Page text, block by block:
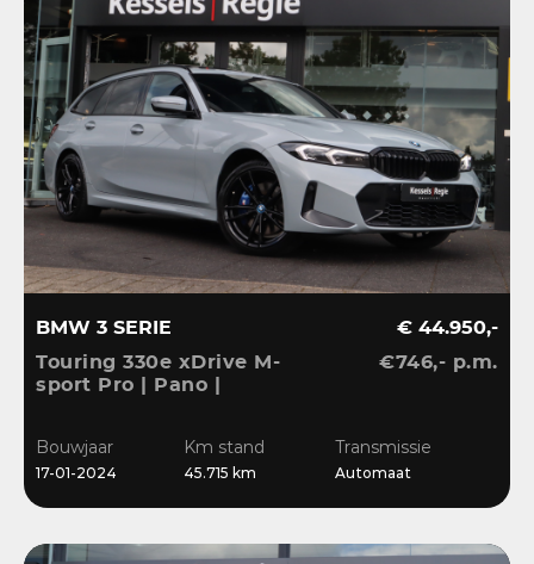
BMW 3 SERIE
Touring 330e xDrive M-
sport Pro | Pano |
Ambient | Sensoren
€ 44.950,-
€746,- p.m.
Bouwjaar
17-01-2024
Km stand
45.715 km
Transmissie
Automaat